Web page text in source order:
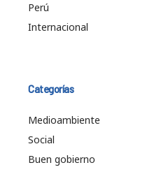
Perú
Internacional
Categorías
Medioambiente
Social
Buen gobierno